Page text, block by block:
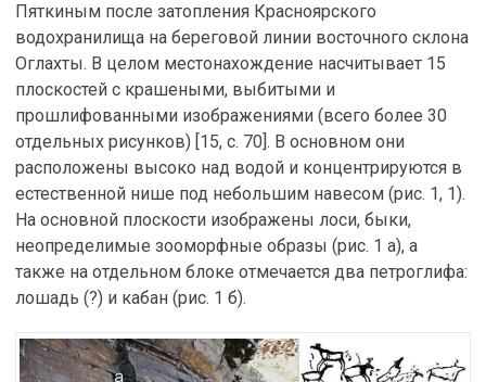
Пяткиным после затопления Красноярского
водохранилища на береговой линии восточного склона
Оглахты. В целом местонахождение насчитывает 15
плоскостей с крашеными, выбитыми и
прошлифованными изображениями (всего более 30
отдельных рисунков) [15, с. 70]. В основном они
расположены высоко над водой и концентрируются в
естественной нише под небольшим навесом (рис. 1, 1).
На основной плоскости изображены лоси, быки,
неопределимые зооморфные образы (рис. 1 а), а
также на отдельном блоке отмечается два петроглифа:
лошадь (?) и кабан (рис. 1 б).